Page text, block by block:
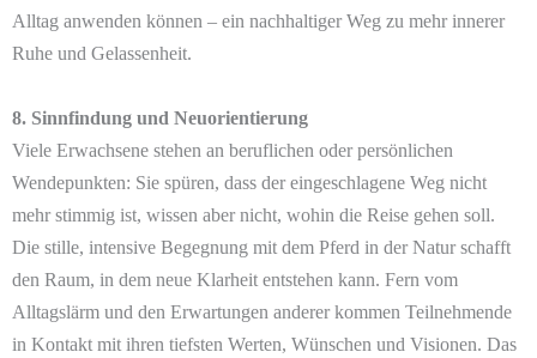
Alltag anwenden können – ein nachhaltiger Weg zu mehr innerer
Ruhe und Gelassenheit.
8. Sinnfindung und Neuorientierung
Viele Erwachsene stehen an beruflichen oder persönlichen
Wendepunkten: Sie spüren, dass der eingeschlagene Weg nicht
mehr stimmig ist, wissen aber nicht, wohin die Reise gehen soll.
Die stille, intensive Begegnung mit dem Pferd in der Natur schafft
den Raum, in dem neue Klarheit entstehen kann. Fern vom
Alltagslärm und den Erwartungen anderer kommen Teilnehmende
in Kontakt mit ihren tiefsten Werten, Wünschen und Visionen. Das